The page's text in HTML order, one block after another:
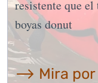
resistente que
boyas donut
⟶ Mira por